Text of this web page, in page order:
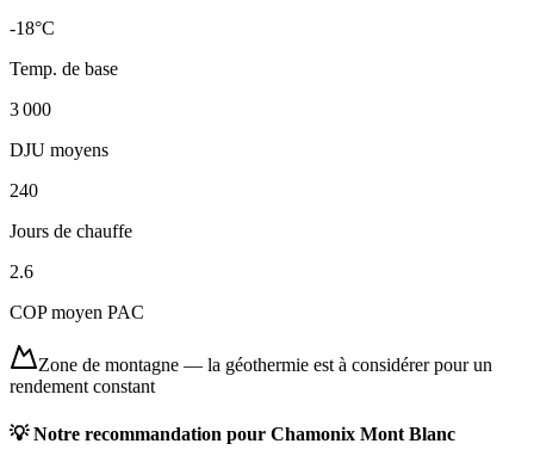
-18°C
Temp. de base
3 000
DJU moyens
240
Jours de chauffe
2.6
COP moyen PAC
Zone de montagne — la géothermie est à considérer pour un
rendement constant
💡 Notre recommandation pour Chamonix Mont Blanc